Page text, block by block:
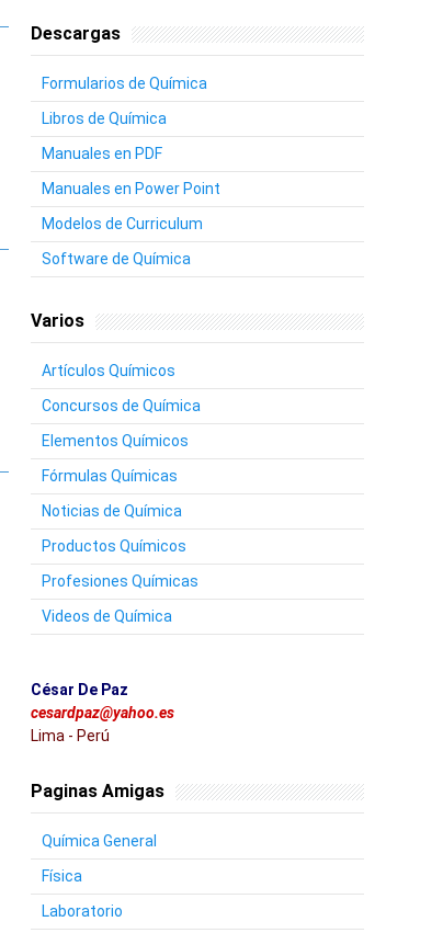
Descargas
Formularios de Química
Libros de Química
Manuales en PDF
Manuales en Power Point
Modelos de Curriculum
Software de Química
Varios
Artículos Químicos
Concursos de Química
Elementos Químicos
Fórmulas Químicas
Noticias de Química
Productos Químicos
Profesiones Químicas
Videos de Química
César De Paz
cesardpaz@yahoo.es
Lima - Perú
Paginas Amigas
Química General
Física
Laboratorio